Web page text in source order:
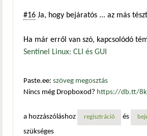
#16 Ja, hogy bejáratós ... az más
Ha már erről van szó, kapcsolódó
Sentinel Linux: CLI és GUI
Paste.ee: szöveg megosztás
Nincs még Dropboxod? https://db.tt/
a hozzászóláshoz
regisztráció és
szükséges